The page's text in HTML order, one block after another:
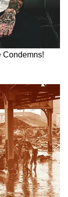
থাকেন
সুবিধে থেকে